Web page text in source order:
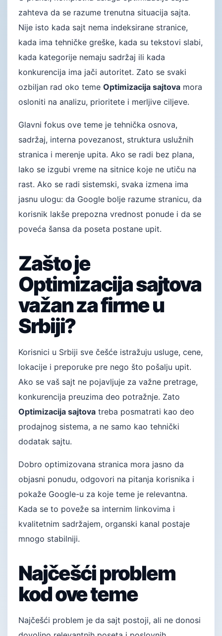
zahteva da se razume trenutna situacija sajta.
Nije isto kada sajt nema indeksirane stranice,
kada ima tehničke greške, kada su tekstovi slabi,
kada kategorije nemaju sadržaj ili kada
konkurencija ima jači autoritet. Zato se svaki
ozbiljan rad oko teme Optimizacija sajtova mora
osloniti na analizu, prioritete i merljive ciljeve.
Glavni fokus ove teme je tehnička osnova,
sadržaj, interna povezanost, struktura uslužnih
stranica i merenje upita. Ako se radi bez plana,
lako se izgubi vreme na sitnice koje ne utiču na
rast. Ako se radi sistemski, svaka izmena ima
jasnu ulogu: da Google bolje razume stranicu, da
korisnik lakše prepozna vrednost ponude i da se
poveća šansa da poseta postane upit.
Zašto je
Optimizacija sajtova
važan za firme u
Srbiji?
Korisnici u Srbiji sve češće istražuju usluge, cene,
lokacije i preporuke pre nego što pošalju upit.
Ako se vaš sajt ne pojavljuje za važne pretrage,
konkurencija preuzima deo potražnje. Zato
Optimizacija sajtova treba posmatrati kao deo
prodajnog sistema, a ne samo kao tehnički
dodatak sajtu.
Dobro optimizovana stranica mora jasno da
objasni ponudu, odgovori na pitanja korisnika i
pokaže Google-u za koje teme je relevantna.
Kada se to poveže sa internim linkovima i
kvalitetnim sadržajem, organski kanal postaje
mnogo stabilniji.
Najčešći problem
kod ove teme
Najčešći problem je da sajt postoji, ali ne donosi